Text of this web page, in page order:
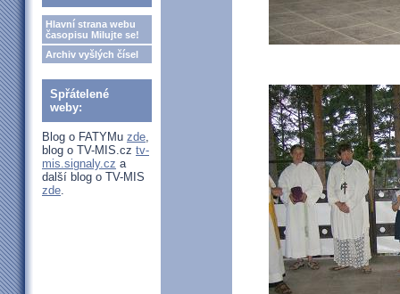
Hlavní strana webu
časopisu Milujte se!
Archiv vyšlých čísel
Spřátelené
weby:
Blog o FATYMu zde,
blog o TV-MIS.cz tv-
mis.signaly.cz a
další blog o TV-MIS
zde.